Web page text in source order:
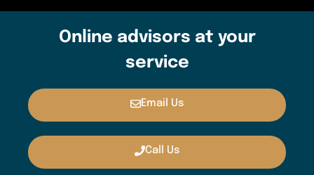
Online advisors at your
service
Email Us
Call Us